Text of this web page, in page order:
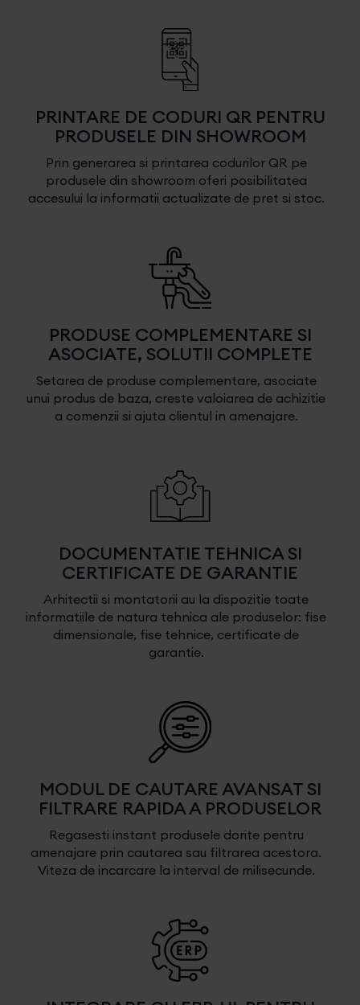
PRINTARE DE CODURI QR PENTRU
PRODUSELE DIN SHOWROOM
Prin generarea si printarea codurilor QR pe
produsele din showroom oferi posibilitatea
accesului la informatii actualizate de pret si stoc.
PRODUSE COMPLEMENTARE SI
ASOCIATE, SOLUTII COMPLETE
Setarea de produse complementare, asociate
unui produs de baza, creste valoiarea de achizitie
a comenzii si ajuta clientul in amenajare.
DOCUMENTATIE TEHNICA SI
CERTIFICATE DE GARANTIE
Arhitectii si montatorii au la dispozitie toate
informatiile de natura tehnica ale produselor: fise
dimensionale, fise tehnice, certificate de
garantie.
MODUL DE CAUTARE AVANSAT SI
FILTRARE RAPIDA A PRODUSELOR
Regasesti instant produsele dorite pentru
amenajare prin cautarea sau filtrarea acestora.
Viteza de incarcare la interval de milisecunde.